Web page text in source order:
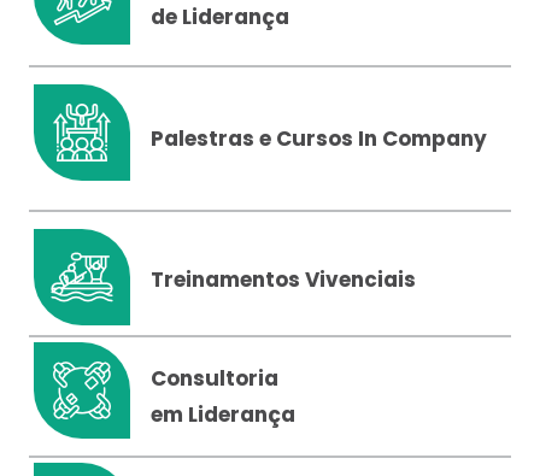
de Liderança
Palestras e Cursos In Company
Treinamentos Vivenciais
Consultoria
em Liderança